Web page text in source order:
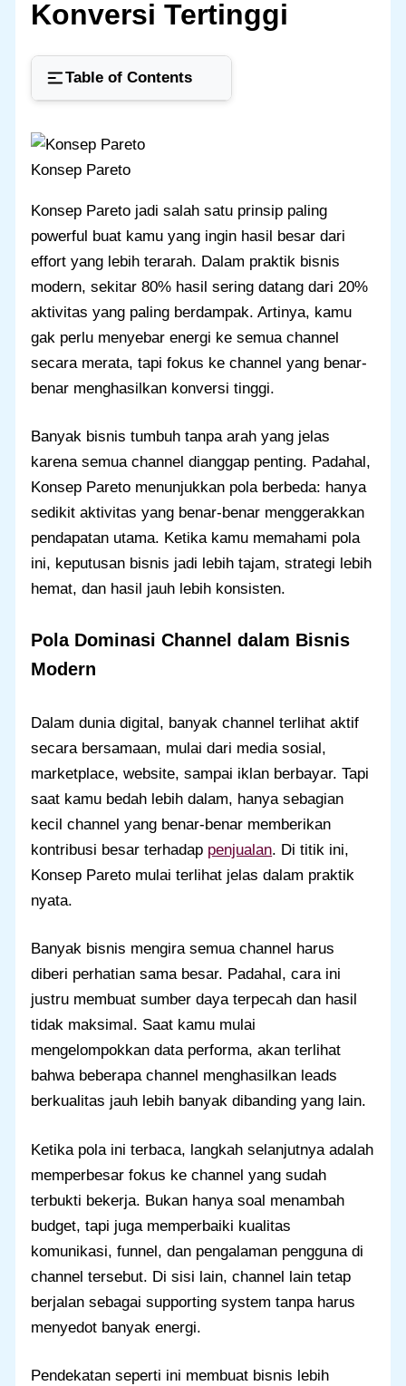
Konversi Tertinggi
Table of Contents
Konsep Pareto
Konsep Pareto jadi salah satu prinsip paling
powerful buat kamu yang ingin hasil besar dari
effort yang lebih terarah. Dalam praktik bisnis
modern, sekitar 80% hasil sering datang dari 20%
aktivitas yang paling berdampak. Artinya, kamu
gak perlu menyebar energi ke semua channel
secara merata, tapi fokus ke channel yang benar-
benar menghasilkan konversi tinggi.
Banyak bisnis tumbuh tanpa arah yang jelas
karena semua channel dianggap penting. Padahal,
Konsep Pareto menunjukkan pola berbeda: hanya
sedikit aktivitas yang benar-benar menggerakkan
pendapatan utama. Ketika kamu memahami pola
ini, keputusan bisnis jadi lebih tajam, strategi lebih
hemat, dan hasil jauh lebih konsisten.
Pola Dominasi Channel dalam Bisnis
Modern
Dalam dunia digital, banyak channel terlihat aktif
secara bersamaan, mulai dari media sosial,
marketplace, website, sampai iklan berbayar. Tapi
saat kamu bedah lebih dalam, hanya sebagian
kecil channel yang benar-benar memberikan
kontribusi besar terhadap penjualan. Di titik ini,
Konsep Pareto mulai terlihat jelas dalam praktik
nyata.
Banyak bisnis mengira semua channel harus
diberi perhatian sama besar. Padahal, cara ini
justru membuat sumber daya terpecah dan hasil
tidak maksimal. Saat kamu mulai
mengelompokkan data performa, akan terlihat
bahwa beberapa channel menghasilkan leads
berkualitas jauh lebih banyak dibanding yang lain.
Ketika pola ini terbaca, langkah selanjutnya adalah
memperbesar fokus ke channel yang sudah
terbukti bekerja. Bukan hanya soal menambah
budget, tapi juga memperbaiki kualitas
komunikasi, funnel, dan pengalaman pengguna di
channel tersebut. Di sisi lain, channel lain tetap
berjalan sebagai supporting system tanpa harus
menyedot banyak energi.
Pendekatan seperti ini membuat bisnis lebih